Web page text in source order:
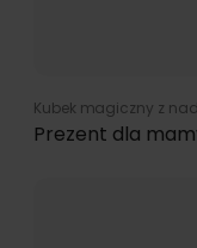
Kubek magiczny z
Prezent dla